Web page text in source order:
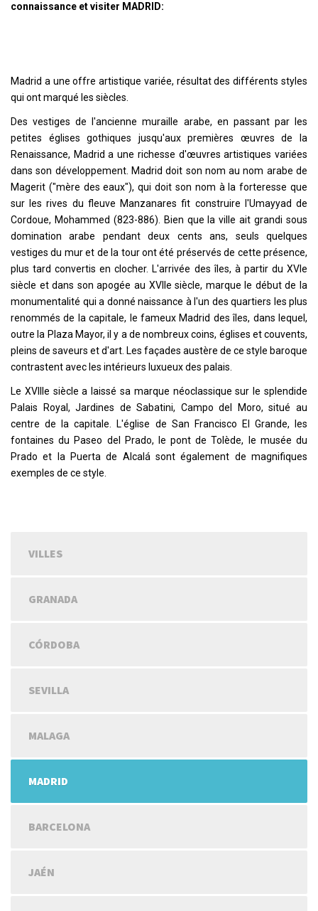
connaissance et visiter MADRID:
Madrid a une offre artistique variée, résultat des différents styles
qui ont marqué les siècles.
Des vestiges de l'ancienne muraille arabe, en passant par les
petites églises gothiques jusqu'aux premières œuvres de la
Renaissance, Madrid a une richesse d'œuvres artistiques variées
dans son développement. Madrid doit son nom au nom arabe de
Magerit ("mère des eaux"), qui doit son nom à la forteresse que
sur les rives du fleuve Manzanares fit construire l'Umayyad de
Cordoue, Mohammed (823-886). Bien que la ville ait grandi sous
domination arabe pendant deux cents ans, seuls quelques
vestiges du mur et de la tour ont été préservés de cette présence,
plus tard convertis en clocher. L'arrivée des îles, à partir du XVIe
siècle et dans son apogée au XVIIe siècle, marque le début de la
monumentalité qui a donné naissance à l'un des quartiers les plus
renommés de la capitale, le fameux Madrid des îles, dans lequel,
outre la Plaza Mayor, il y a de nombreux coins, églises et couvents,
pleins de saveurs et d'art. Les façades austère de ce style baroque
contrastent avec les intérieurs luxueux des palais.
Le XVIIIe siècle a laissé sa marque néoclassique sur le splendide
Palais Royal, Jardines de Sabatini, Campo del Moro, situé au
centre de la capitale. L'église de San Francisco El Grande, les
fontaines du Paseo del Prado, le pont de Tolède, le musée du
Prado et la Puerta de Alcalá sont également de magnifiques
exemples de ce style.
VILLES
GRANADA
CÓRDOBA
SEVILLA
MALAGA
MADRID
BARCELONA
JAÉN